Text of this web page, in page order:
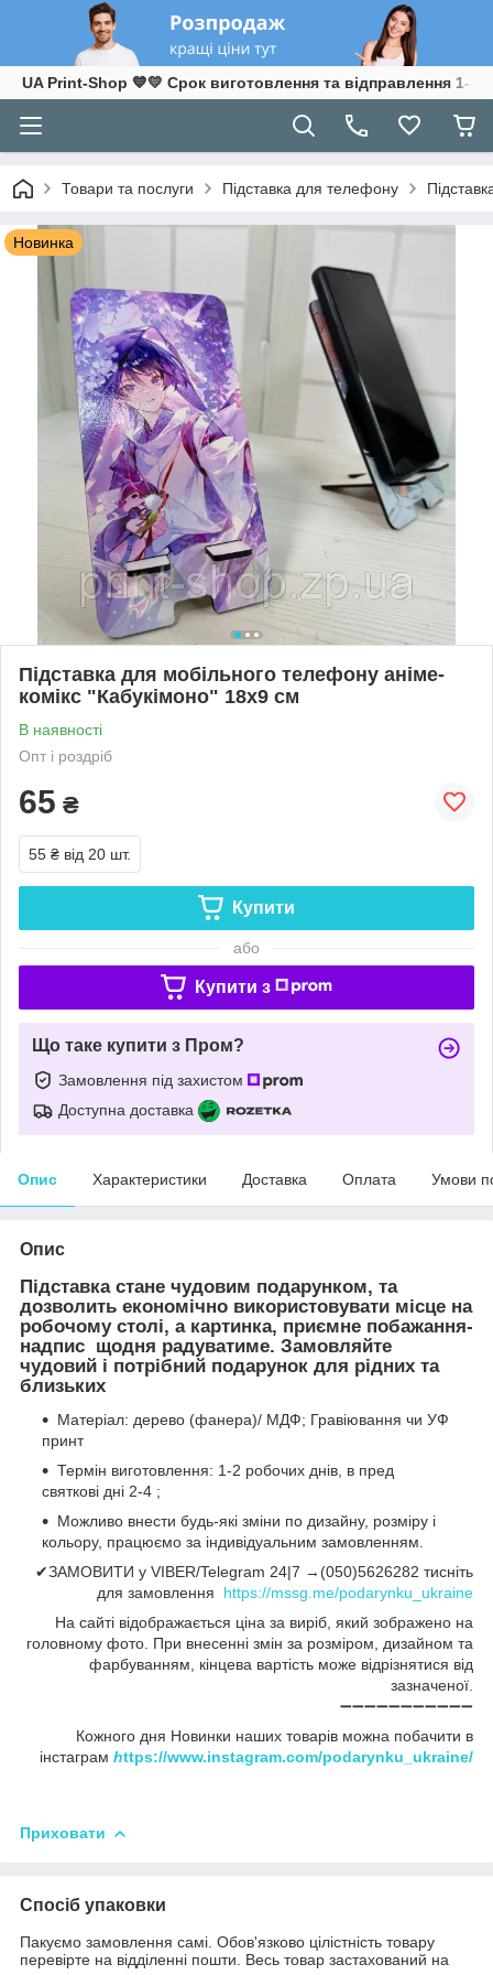
UA Print-Shop ​💙💛 Срок виготовлення та відправлення 1-3
Товари та послуги Підставка для телефону
Новинка
Підставка для мобільного телефону аніме-
комікс "Кабукімоно" 18х9 см
В наявності
Опт і роздріб
65 ₴
55 ₴ від 20 шт.
Купити
або
Купити з
Що таке купити з Пром?
Замовлення під захистом
Доступна доставка
Опис Характеристики Доставка Оплата Умови
Опис
Підставка стане чудовим подарунком, та
дозволить економічно використовувати місце на
робочому столі, а картинка, приємне побажання-
надпис щодня радуватиме. Замовляйте
чудовий і потрібний подарунок для рідних та
близьких
Матеріал: дерево (фанера)/ МДФ; Гравіювання чи УФ
принт
Термін виготовлення: 1-2 робочих днів, в пред
святкові дні 2-4 ;
Можливо внести будь-які зміни по дизайну, розміру і
кольору, працюємо за індивідуальним замовленням.
✔ЗАМОВИТИ у VIBER/Telegram 24|7 →(050)5626282 тисніть
для замовлення https://mssg.me/podarynku_ukraine
На сайті відображається ціна за виріб, який зображено на
головному фото. При внесенні змін за розміром, дизайном та
фарбуванням, кінцева вартість може відрізнятися від
зазначеної.
➖➖➖➖➖➖➖➖➖➖➖
Кожного дня Новинки наших товарів можна побачити в
інстаграм https://www.instagram.com/podarynku_ukraine/
Приховати
Спосіб упаковки
Пакуємо замовлення самі. Обов'язково цілістність товару
перевірте на відділенні пошти. Весь товар застахований на